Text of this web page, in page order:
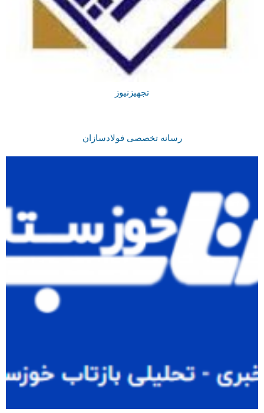
تجهیزنیوز
رسانه تخصصی فولادسازان